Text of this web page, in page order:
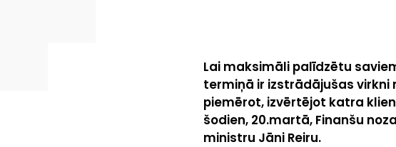
Lai maksimāli palīdzētu
termiņā ir izstrādājušas virkni
piemērot, izvērtējot katra
šodien, 20.martā, Finanšu
ministru Jāni Reiru.